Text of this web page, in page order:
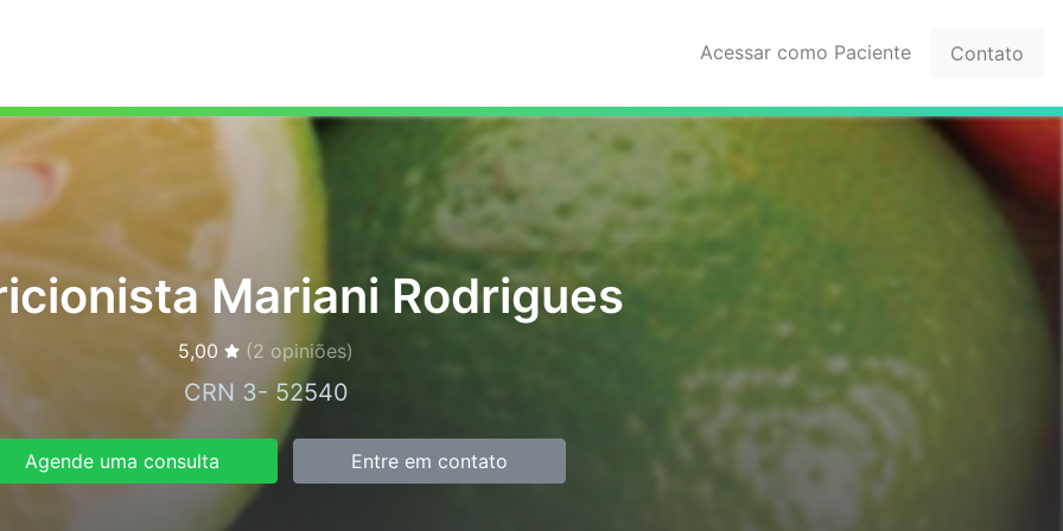
Acessar como Paciente Contato
Mariani Rodrigues
5,00 (2 opiniões)
CRN 3- 52540
Agende uma consulta Entre em contato